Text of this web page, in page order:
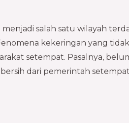
salah satu wilayah
kekeringan yang
setempat. Pasalnya,
dari pemerintah